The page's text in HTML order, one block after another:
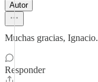
Autor
Muchas gracias,
Responder